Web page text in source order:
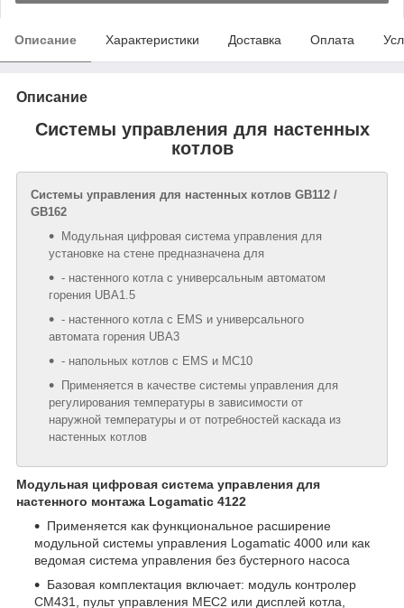
Описание Характеристики Доставка Оплата
Описание
Системы управления для настенных
котлов
Системы управления для настенных котлов GB112 /
GB162
Модульная цифровая система управления для
установке на стене предназначена для
- настенного котла с универсальным автоматом
горения UBA1.5
- настенного котла с EMS и универсального
автомата горения UBA3
- напольных котлов с EMS и МС10
Применяется в качестве системы управления для
регулирования температуры в зависимости от
наружной температуры и от потребностей каскада из
настенных котлов
Модульная цифровая система управления для
настенного монтажа Logamatic 4122
Применяется как функциональное расширение
модульной системы управления Logamatic 4000 или как
ведомая система управления без бустерного насоса
Базовая комплектация включает: модуль контролер
СМ431, пульт управления МЕС2 или дисплей котла,